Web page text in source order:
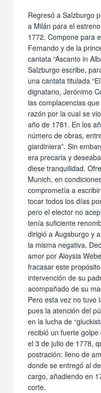
Regresó a Salzburgo
a Milán para el
1772. Compone para
Fernando y de la
cantata “Ascanto in
Salzburgo escribe,
una cantata titulada
dignatario, Jerónimo
las complacencias
razón por la cual se
año de 1781. En los
número de obras,
giardiniera”. Sin
era precaria y
diese tranquilidad.
Munich, en
comprometía a
tocar todos los días
pero el elector no
tenía suficiente
dirigió a Augsburgo y
la misma negativa.
amor por Aloysia
fracasar este
intervención de su
acompañado de su
Pero esta vez no tuvo
pues la atención del
en la lucha de
recibió un fuerte
el 3 de julio de 1778,
postración: lleno de
donde se entregó al
cargo, añadiendo en
corte.